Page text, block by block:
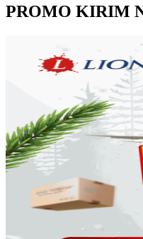
PROMO KIRIM